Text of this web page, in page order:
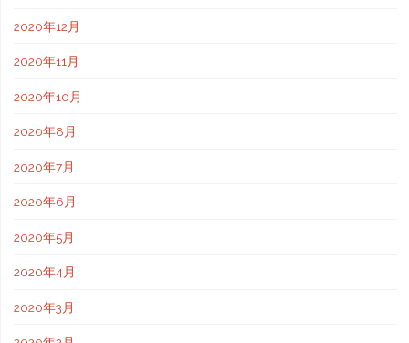
2020年12月
2020年11月
2020年10月
2020年8月
2020年7月
2020年6月
2020年5月
2020年4月
2020年3月